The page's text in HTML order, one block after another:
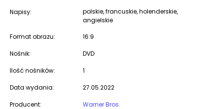
Napisy:
polskie, francuskie, holenderskie,
angielskie
Format obrazu:
16:9
Nośnik: DVD
Ilość nośników: 1
Data wydania: 27.05.2022
Producent:
Warner Bros.